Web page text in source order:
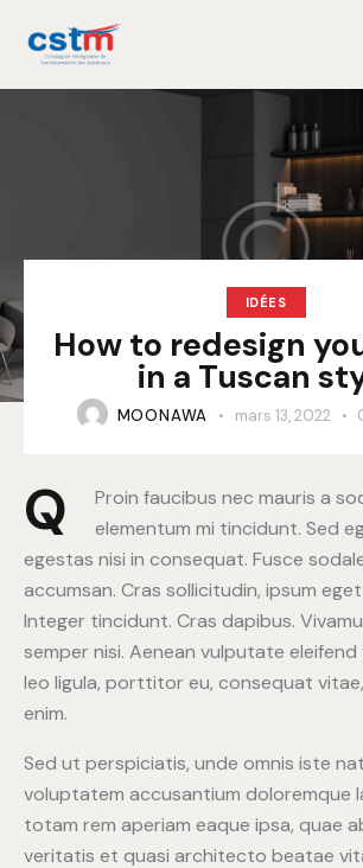
IDÉES
How to redesign
in a Tuscan
MOONAWA mars 13, 2022
Q
Proin faucibus nec mauris a
elementum mi tincidunt. Sed
egestas nisi in consequat. Fusce
accumsan. Cras sollicitudin, ipsum
Integer tincidunt. Cras dapibus.
semper nisi. Aenean vulputate eleifend
leo ligula, porttitor eu, consequat
enim.
Sed ut perspiciatis, unde omnis iste
voluptatem accusantium doloremque
totam rem aperiam eaque ipsa, quae
veritatis et quasi architecto beatae